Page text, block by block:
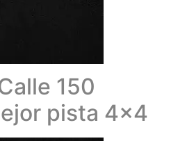
150
pista 4×4